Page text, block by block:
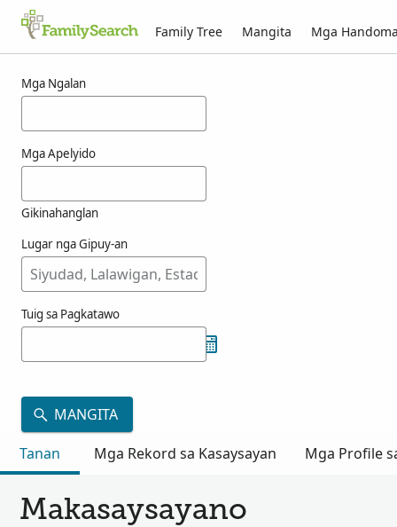
Family Tree Mangita Mga
Mga Ngalan
Mga Apelyido
Gikinahanglan
Lugar nga Gipuy-an
Tuig sa Pagkatawo
MANGITA
Tanan
Mga Rekord sa Kasaysayan Mga Profile
Makasaysayano